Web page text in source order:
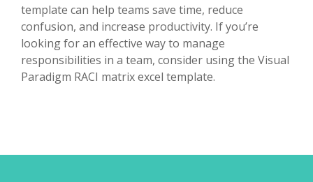
template can help teams save time, reduce
confusion, and increase productivity. If you’re
looking for an effective way to manage
responsibilities in a team, consider using the Visual
Paradigm RACI matrix excel template.